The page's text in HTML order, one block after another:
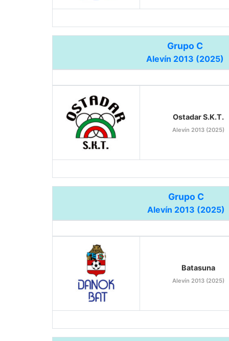
Grupo C
Alevín 2013 (2025)
Ostadar S.K.T.
Alevín 2013 (2025)
Grupo C
Alevín 2013 (2025)
Batasuna
Alevín 2013 (2025)